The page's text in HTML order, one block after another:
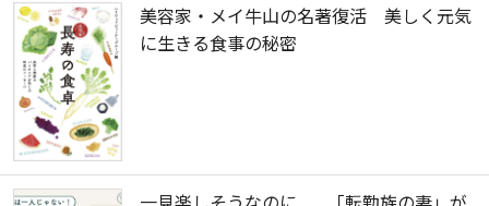
美容家・メイ牛山の名著復活 美しく元気
に生きる食事の秘密